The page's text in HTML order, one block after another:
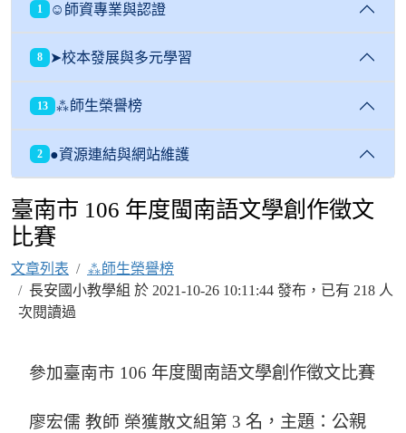
1 ☺師資專業與認證
8 ➤校本發展與多元學習
13 ⁂師生榮譽榜
2 ●資源連結與網站維護
臺南市 106 年度閩南語文學創作徵文
比賽
文章列表
⁂師生榮譽榜
長安國小教學組 於 2021-10-26 10:11:44 發布，已有 218 人
次閱讀過
參加臺南市 106 年度閩南語文學創作徵文比賽
廖宏儒 教師 榮獲散文組第 3 名，主題：公親